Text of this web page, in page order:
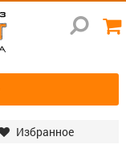
Избранное